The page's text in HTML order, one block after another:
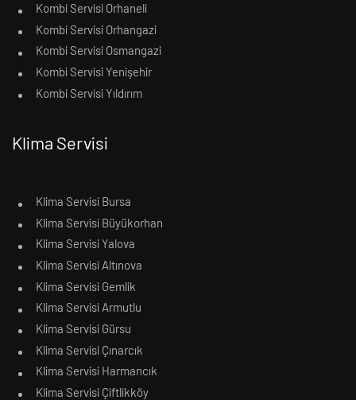
Kombi Servisi Orhaneli
Kombi Servisi Orhangazi
Kombi Servisi Osmangazi
Kombi Servisi Yenişehir
Kombi Servisi Yıldırım
Klima Servisi
Klima Servisi Bursa
Klima Servisi Büyükorhan
Klima Servisi Yalova
Klima Servisi Altınova
Klima Servisi Gemlik
Klima Servisi Armutlu
Klima Servisi Gürsu
Klima Servisi Çınarcık
Klima Servisi Harmancık
Klima Servisi Çiftlikköy